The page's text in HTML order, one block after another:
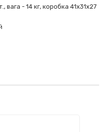
вага - 14 кг, коробка 41х31х27